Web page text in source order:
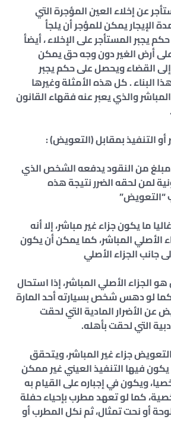
عن إخلاء العين المؤجرة التي
الإيجار يمكن للمؤجر أن يلجأ
يجبر المستأجر على الإخلاء ، أيضأ
أرض الغير دون وجه حق يمكن
إلى القضاء ويحصل على حكم يجبر
البناء . كل هذه الأمثلة وغيرها
والذي يعبر عنه فقهاء القانون
أو التنفيذ بمقابل (التعويض) :
مبلغ من النقود يدفعه الشخص الذي
لمن لحقه الضرر نتيجة هذه
“التعويض”
ما يكون جزاء غير مباشر، إلا أنه
الأصلي المباشر، كما يمكن أن يكون
جانب الجزاء الأصلي
الجزاء الأصلي المباشر، إذا استحال
كما لو دهس شخص بسيارته أحد المارة
عن الأضرار المادية التي لحقت
التي لحقت بأهله.
جزاء غير المباشر، ويتحقق
يكون فيها التنفيذ العيني غير ممكن
ويكون في إجباره على القيام به
كما لو تعهد مطرب بإحياء حفلة
أو نحت تمثال، ثم نكل المطرب أو